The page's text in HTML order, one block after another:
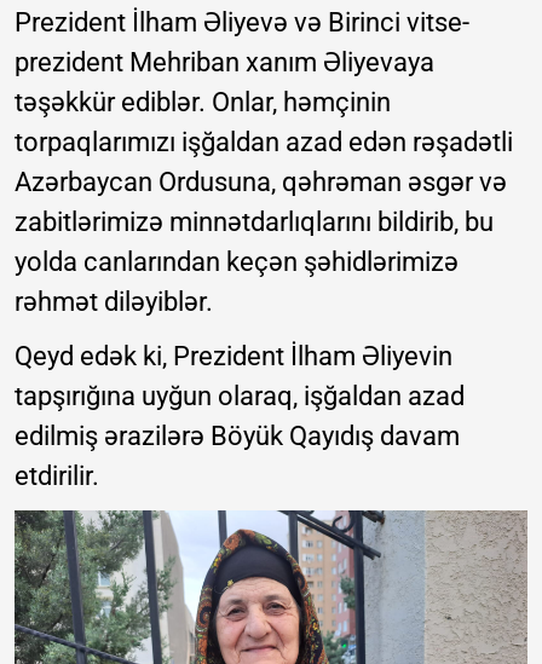
Prezident İlham Əliyevə və Birinci vitse-
prezident Mehriban xanım Əliyevaya
təşəkkür ediblər. Onlar, həmçinin
torpaqlarımızı işğaldan azad edən rəşadətli
Azərbaycan Ordusuna, qəhrəman əsgər və
zabitlərimizə minnətdarlıqlarını bildirib, bu
yolda canlarından keçən şəhidlərimizə
rəhmət diləyiblər.
Qeyd edək ki, Prezident İlham Əliyevin
tapşırığına uyğun olaraq, işğaldan azad
edilmiş ərazilərə Böyük Qayıdış davam
etdirilir.